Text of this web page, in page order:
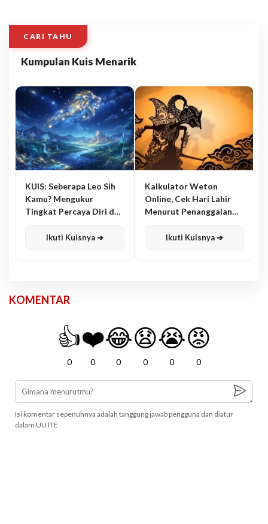
CARI TAHU
Kumpulan Kuis Menarik
KUIS: Seberapa Leo Sih
Kamu? Mengukur
Tingkat Percaya Diri dan
Ikuti Kuisnya ➔
Kalkulator Weton
Online, Cek Hari Lahir
Menurut Penanggalan
Ikuti Kuisnya ➔
KOMENTAR
👍
0
❤️
0
😂
0
😧
0
😭
0
😡
0
Isi komentar sepenuhnya adalah tanggung jawab pengguna dan diatur
dalam UU ITE